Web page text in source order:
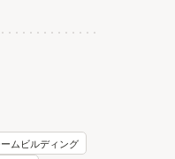
ムビルディング